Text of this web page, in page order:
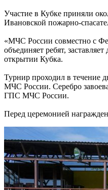
Участие в Кубке приняли
Ивановской пожарно-
«МЧС России совместно с
объединяет ребят,
открытии Кубка.
Турнир проходил в течение
МЧС России. Серебро
ГПС МЧС России.
Перед церемонией